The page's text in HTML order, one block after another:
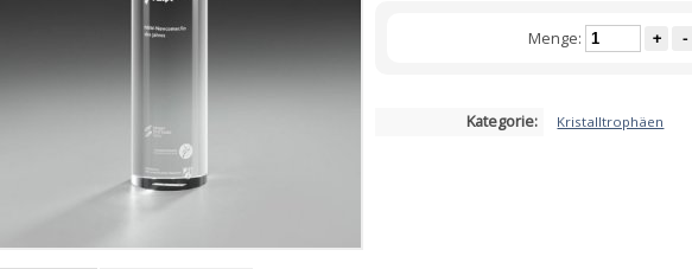
Menge: + -
Kategorie: Kristalltrophäen